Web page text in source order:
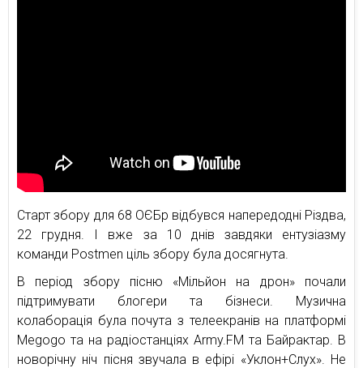
Старт збору для 68 ОЄБр відбувся напередодні Різдва,
22 грудня. І вже за 10 днів завдяки ентузіазму
команди Postmen ціль збору була досягнута.
В період збору пісню «Мільйон на дрон» почали
підтримувати блогери та бізнеси. Музична
колаборація була почута з телеекранів на платформі
Megogo та на радіостанціях Army.FM та Байрактар. В
новорічну ніч пісня звучала в ефірі «Уклон+Слух». Не